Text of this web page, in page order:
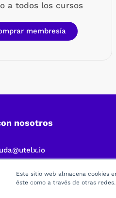
Este sitio web almacena cookies
éste como a través de otras
a todos los cursos
membresía
nosotros